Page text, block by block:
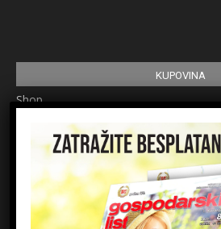
KUPOVINA
Shop
Pretplata
Uvjeti korištenja
Prijavite se na newsletter